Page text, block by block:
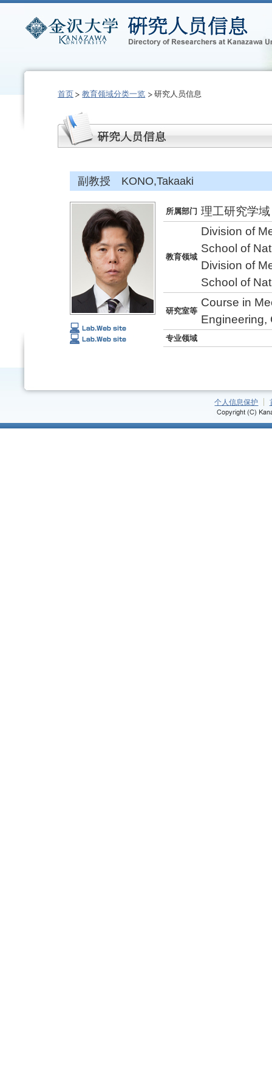
首页 教育领域分类一览 研究人员信息
副教授 KONO,Takaaki
所属部门 理工研究学
教育领域
Division of
School of
Division of
School of
研究室等
Course in
Engineering,
专业领域
个人信息保护